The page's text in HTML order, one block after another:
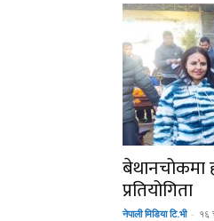
बेथानचोकमा
प्रतियोगिता
नेपाली मिडिया टि.भी - १६